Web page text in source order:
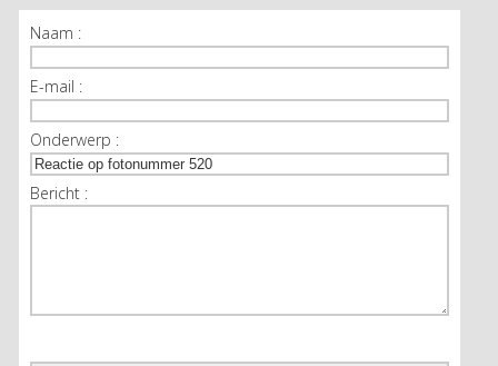
Naam :
E-mail :
Onderwerp :
Bericht :